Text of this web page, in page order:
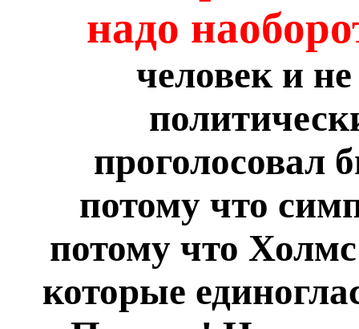
надо
человек и
проголосовал
потому что
потому что
которые